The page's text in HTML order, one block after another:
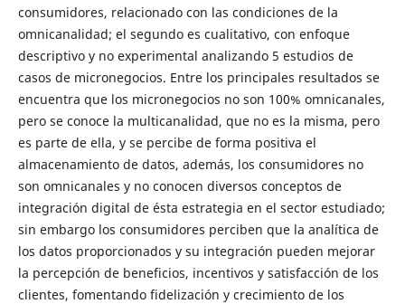
consumidores, relacionado con las condiciones de la
omnicanalidad; el segundo es cualitativo, con enfoque
descriptivo y no experimental analizando 5 estudios de
casos de micronegocios. Entre los principales resultados se
encuentra que los micronegocios no son 100% omnicanales,
pero se conoce la multicanalidad, que no es la misma, pero
es parte de ella, y se percibe de forma positiva el
almacenamiento de datos, además, los consumidores no
son omnicanales y no conocen diversos conceptos de
integración digital de ésta estrategia en el sector estudiado;
sin embargo los consumidores perciben que la analítica de
los datos proporcionados y su integración pueden mejorar
la percepción de beneficios, incentivos y satisfacción de los
clientes, fomentando fidelización y crecimiento de los